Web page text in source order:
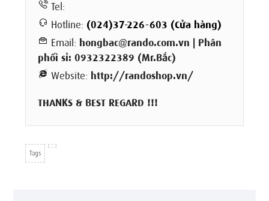
Tel:
Hotline: (024)37-226-603 (Cửa hàng)
Email: hongbac@rando.com.vn | Phân
phối sỉ: 0932322389 (Mr.Bắc)
Website: http://randoshop.vn/
THANKS & BEST REGARD !!!
Tags